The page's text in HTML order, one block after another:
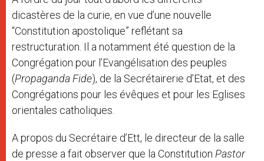
dicastères de la curie, en vue d’une nouvelle
“Constitution apostolique” reflétant sa
restructuration. Il a notamment été question de la
Congrégation pour l’Evangélisation des peuples
(Propaganda Fide), de la Secrétairerie d’Etat, et des
Congrégations pour les évêques et pour les Eglises
orientales catholiques.
A propos du Secrétaire d’Ett, le directeur de la salle
de presse a fait observer que la Constitution Pastor